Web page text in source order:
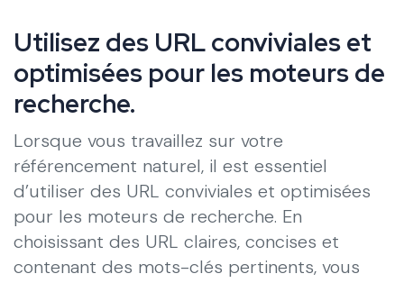
Utilisez des URL conviviales et
optimisées pour les moteurs de
recherche.
Lorsque vous travaillez sur votre
référencement naturel, il est essentiel
d’utiliser des URL conviviales et optimisées
pour les moteurs de recherche. En
choisissant des URL claires, concises et
contenant des mots-clés pertinents, vous